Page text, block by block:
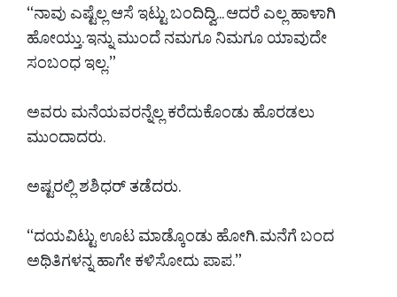
“ನಾವು ಎಷ್ಟೆಲ್ಲ ಆಸೆ ಇಟ್ಟು ಬಂದಿದ್ವಿ... ಆದರೆ ಎಲ್ಲ ಹಾಳಾಗಿ
ಹೋಯ್ತು. ಇನ್ನು ಮುಂದೆ ನಮಗೂ ನಿಮಗೂ ಯಾವುದೇ
ಸಂಬಂಧ ಇಲ್ಲ.”
ಅವರು ಮನೆಯವರನ್ನೆಲ್ಲ ಕರೆದುಕೊಂಡು ಹೊರಡಲು
ಮುಂದಾದರು.
ಅಷ್ಟರಲ್ಲಿ ಶಶಿಧರ್ ತಡೆದರು.
“ದಯವಿಟ್ಟು ಊಟ ಮಾಡ್ಕೊಂಡು ಹೋಗಿ. ಮನೆಗೆ ಬಂದ
ಅಥಿತಿಗಳನ್ನ ಹಾಗೇ ಕಳಿಸೋದು ಪಾಪ.”